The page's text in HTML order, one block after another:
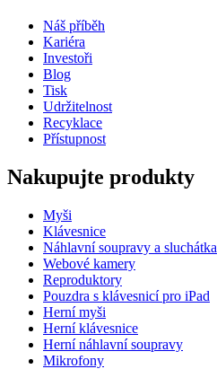
Náš příběh
Kariéra
Investoři
Blog
Tisk
Udržitelnost
Recyklace
Přístupnost
Nakupujte produkty
Myši
Klávesnice
Náhlavní soupravy a sluchátka
Webové kamery
Reproduktory
Pouzdra s klávesnicí pro iPad
Herní myši
Herní klávesnice
Herní náhlavní soupravy
Mikrofony